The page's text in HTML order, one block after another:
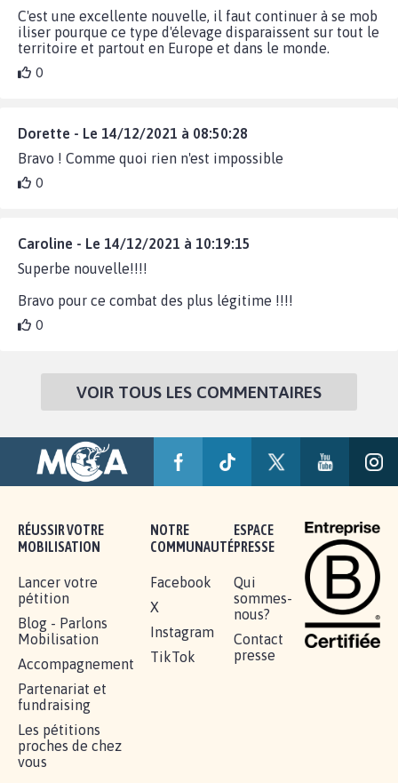
C'est une excellente nouvelle, il faut continuer à se mob
iliser pourque ce type d'élevage disparaissent sur tout le
territoire et partout en Europe et dans le monde.
0
Dorette - Le 14/12/2021 à 08:50:28
Bravo ! Comme quoi rien n'est impossible
0
Caroline - Le 14/12/2021 à 10:19:15
Superbe nouvelle!!!!
Bravo pour ce combat des plus légitime !!!!
0
VOIR TOUS LES COMMENTAIRES
RÉUSSIR VOTRE
MOBILISATION
Lancer votre
pétition
Blog - Parlons
Mobilisation
Accompagnement
Partenariat et
fundraising
Les pétitions
proches de chez
vous
NOTRE
COMMUNAUTÉ
Facebook
X
Instagram
TikTok
ESPACE
PRESSE
Qui
sommes-
nous?
Contact
presse